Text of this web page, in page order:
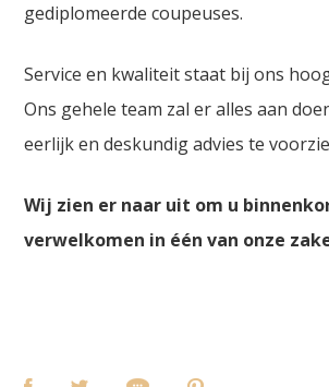
gediplomeerde coupeuses.
Service en kwaliteit staat bij ons
Ons gehele team zal er alles aan
eerlijk en deskundig advies te
Wij zien er naar uit om u
verwelkomen in één van onze